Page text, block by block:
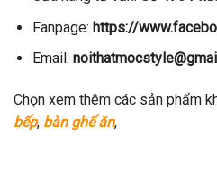
Fanpage: https://
Email:
Chọn xem thêm các sản phẩm
bếp, bàn ghế ăn,